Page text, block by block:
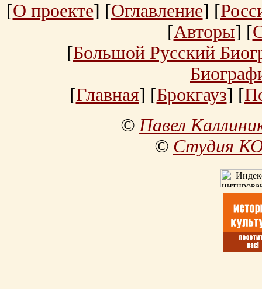
[О проекте] [Оглавление] [
[Авторы] [
[Большой Русский
[Главная] [Брокгауз] [
©Павел
© Студия